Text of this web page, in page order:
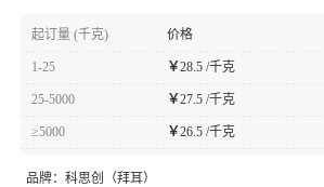
起订量 (千克) 价格
1-25 ￥28.5 /千克
25-5000 ￥27.5 /千克
≥5000 ￥26.5 /千克
品牌： 科思创（拜耳）